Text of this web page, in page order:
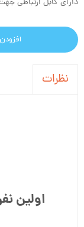
دارای کابل ارتباطی
نظرات
اولین